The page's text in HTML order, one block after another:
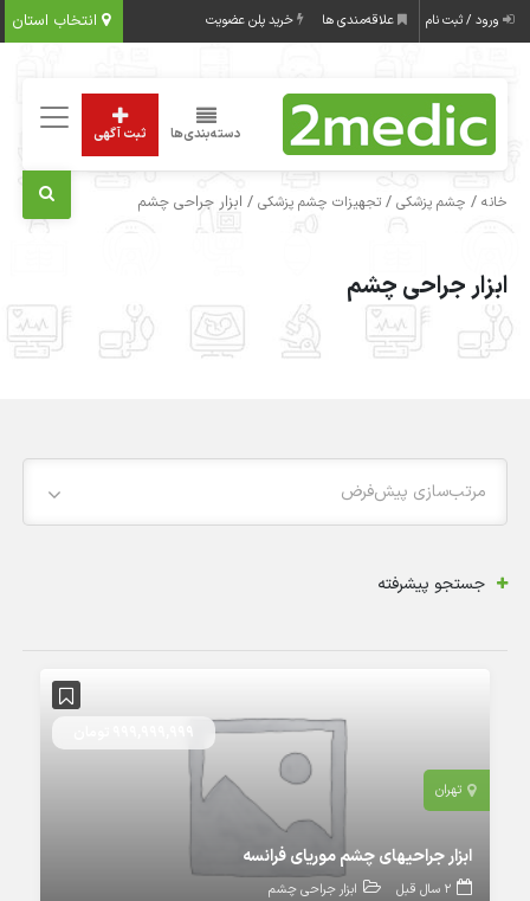
انتخاب استان ورود / ثبت نام علاقه‌مندی ها خرید پلن عضویت
دسته‌بندی‌ها ثبت آگهی
خانه / چشم پزشکی /تجهیزات چشم پزشکی / ابزار جراحی چشم
ابزار جراحی چشم
مرتب‌سازی پیش‌فرض
جستجو پیشرفته
تهران
ابزار جراحیهای چشم موریای فرانسه
2 سال قبل ابزار جراحی چشم